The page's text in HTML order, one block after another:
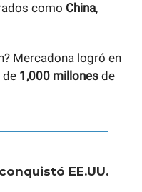
como China,
Mercadona logró en
de 1,000 millones de
EE.UU.